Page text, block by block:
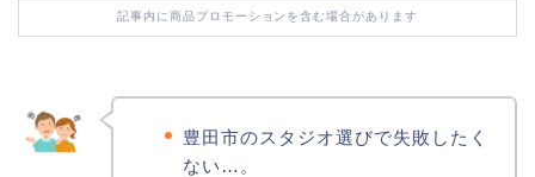
記事内に商品プロモーションを含む場合があります
豊田市のスタジオ選びで失敗したく
ない…。